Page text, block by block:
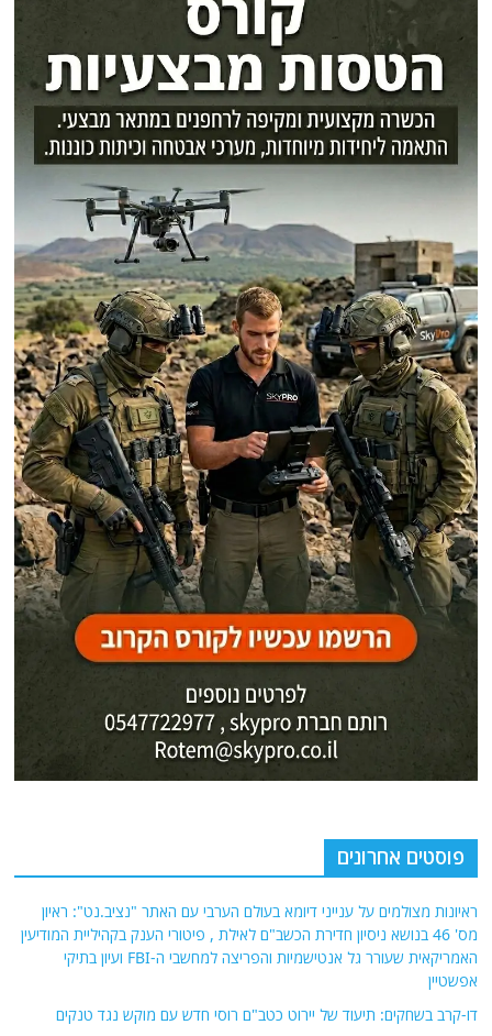
פוסטים אחרונים
ראיונות מצולמים על ענייני דיומא בעולם הערבי עם האתר "נציב.נט": ראיון
מס' 46 בנושא ניסיון חדירת הכשב"ם לאילת , פיטורי הענק בקהיליית המודיעין
האמריקאית שעורר גל אנטישמיות והפריצה למחשבי ה-FBI ועיון בתיקי
אפשטיין
דו-קרב בשחקים: תיעוד של יירוט כטב"ם רוסי חדש עם מוקש נגד טנקים
הפדיחה של משמרות המהפכה האיראנים: זרעו מאות מוקשים בים, איבדו את
המפה ויצרו לעצמם מצור
מאבקת פרחים לאריכות ימים: התגלית שמאתגרת את חקר ההזדקנות
מלחמות האגו בצמרת הביטחונית נמשכות במלוא עוזם: כשקרבות היח"צ של
ראשי המערכת מחליפים את האחראיות הלאומית
אתר החדשות נציב.נט מבצע איסוף ועיבוד של מידע ממקורות המודיעין הגלוי
(רשתות חברתיות, עיתונות, עדויות מקומיות ועוד) על מנת להביא את תמונת
המצב המקיפה והמדויקת ביותר של השטח.